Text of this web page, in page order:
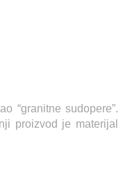
“granitne sudopere”.
proizvod je materijal